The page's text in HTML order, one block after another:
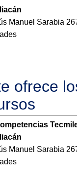
Manuel Sarabia
ofrece
Manuel Sarabia